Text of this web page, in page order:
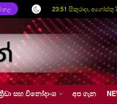
23:51 සිකුරාදා, අගෝස්තු
සහ විනෝදාංශ අප ගැන